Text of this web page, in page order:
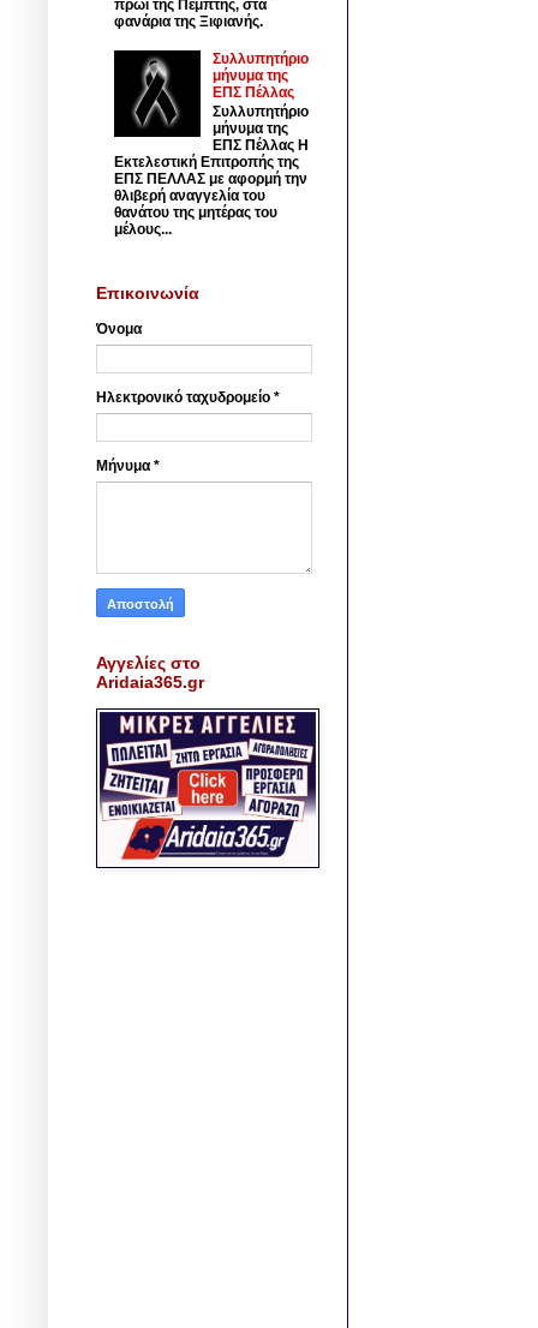
πρωί της Πέμπτης, στα
φανάρια της Ξιφιανής.
Συλλυπητήριο
μήνυμα της
ΕΠΣ Πέλλας
Συλλυπητήριο
μήνυμα της
ΕΠΣ Πέλλας Η
Εκτελεστική Επιτροπής της
ΕΠΣ ΠΕΛΛΑΣ με αφορμή την
θλιβερή αναγγελία του
θανάτου της μητέρας του
μέλους...
Επικοινωνία
Όνομα
Ηλεκτρονικό ταχυδρομείο *
Μήνυμα *
Αγγελίες στο
Aridaia365.gr